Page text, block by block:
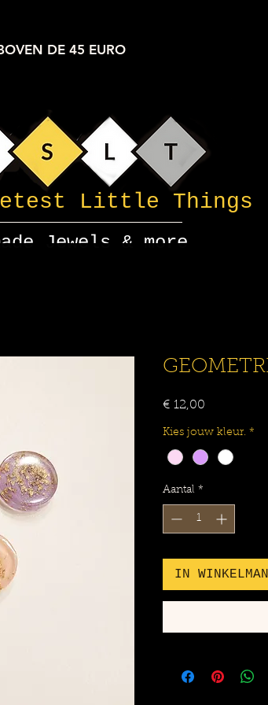
DE 45 EURO
Little Things
Jewels & more
€ 12,00
Kies jouw kleur. *
Aantal *
IN